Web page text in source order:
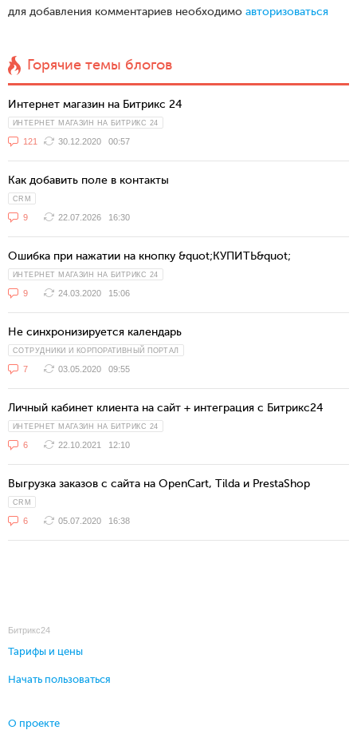
для добавления комментариев необходимо авторизоваться
Горячие темы блогов
Интернет магазин на Битрикс 24
ИНТЕРНЕТ МАГАЗИН НА БИТРИКС 24
121 30.12.2020 00:57
Как добавить поле в контакты
CRM
9 22.07.2026 16:30
Ошибка при нажатии на кнопку &quot;КУПИТЬ&quot;
ИНТЕРНЕТ МАГАЗИН НА БИТРИКС 24
9 24.03.2020 15:06
Не синхронизируется календарь
СОТРУДНИКИ И КОРПОРАТИВНЫЙ ПОРТАЛ
7 03.05.2020 09:55
Личный кабинет клиента на сайт + интеграция с Битрикс24
ИНТЕРНЕТ МАГАЗИН НА БИТРИКС 24
6 22.10.2021 12:10
Выгрузка заказов с сайта на OpenCart, Tilda и PrestaShop
CRM
6 05.07.2020 16:38
Битрикс24
Тарифы и цены
Начать пользоваться
О проекте